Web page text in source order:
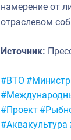
намерение от
отраслевом
Источник:
Метки:
#ВТО
#Проект
#Аквакультура